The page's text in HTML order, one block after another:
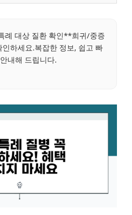
례 대상 질환 확인**희귀/중증
하세요.복잡한 정보, 쉽고 빠
내해 드립니다.